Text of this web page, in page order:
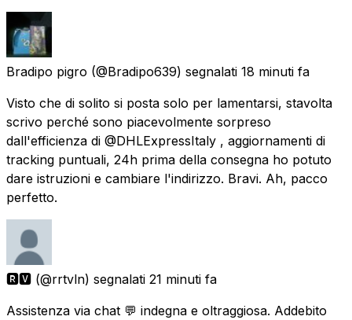
Bradipo pigro (@Bradipo639) segnalati 18 minuti fa
Visto che di solito si posta solo per lamentarsi, stavolta
scrivo perché sono piacevolmente sorpreso
dall'efficienza di @DHLExpressItaly , aggiornamenti di
tracking puntuali, 24h prima della consegna ho potuto
dare istruzioni e cambiare l'indirizzo. Bravi. Ah, pacco
perfetto.
🆁🆅 (@rrtvln) segnalati 21 minuti fa
Assistenza via chat 💬 indegna e oltraggiosa. Addebito